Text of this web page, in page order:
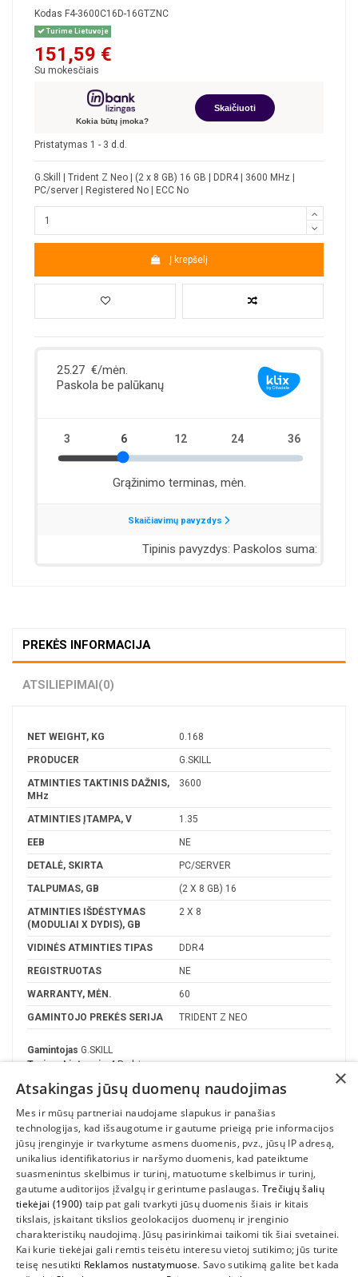
Kodas F4-3600C16D-16GTZNC
Turime Lietuvoje
151,59 €
Su mokesčiais
Kokia būtų įmoka?
Skaičiuoti
Pristatymas 1 - 3 d.d.
G.Skill | Trident Z Neo | (2 x 8 GB) 16 GB | DDR4 | 3600 MHz |
PC/server | Registered No | ECC No
Į krepšelį
PREKĖS INFORMACIJA
ATSILIEPIMAI(0)
NET WEIGHT, KG 0.168
PRODUCER G.SKILL
ATMINTIES TAKTINIS DAŽNIS,
MHz
3600
ATMINTIES ĮTAMPA, V 1.35
EEB NE
DETALĖ, SKIRTA PC/SERVER
TALPUMAS, GB (2 X 8 GB) 16
ATMINTIES IŠDĖSTYMAS
(MODULIAI X DYDIS), GB
2 X 8
VIDINĖS ATMINTIES TIPAS DDR4
REGISTRUOTAS NE
WARRANTY, MĖN. 60
GAMINTOJO PREKĖS SERIJA TRIDENT Z NEO
Gamintojas G.SKILL
Turime Lietuvoje 4 Prekės
INFORMACIJA
SUSIEKITE
×
Atsakingas jūsų duomenų naudojimas
Mes ir mūsų partneriai naudojame slapukus ir panašias
technologijas, kad išsaugotume ir gautume prieigą prie informacijos
jūsų įrenginyje ir tvarkytume asmens duomenis, pvz., jūsų IP adresą,
unikalius identifikatorius ir naršymo duomenis, kad pateiktume
suasmenintus skelbimus ir turinį, matuotume skelbimus ir turinį,
gautume auditorijos įžvalgų ir gerintume paslaugas. Trečiųjų šalių
tiekėjai (1900) taip pat gali tvarkyti jūsų duomenis šiais ir kitais
tikslais, įskaitant tikslios geolokacijos duomenų ir įrenginio
charakteristikų naudojimą. Jūsų pasirinkimai taikomi tik šiai svetainei.
Kai kurie tiekėjai gali remtis teisėtu interesu vietoj sutikimo; jūs turite
teisę nesutikti Reklamos nustatymuose. Savo sutikimą galite bet kada